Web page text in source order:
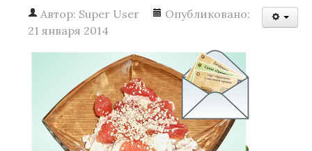
Автор: Super User
Опубликовано:
21 января 2014